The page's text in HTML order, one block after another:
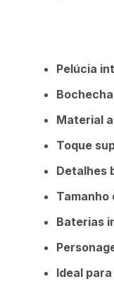
Pelúcia
Material
Toque
Detalhes
Tamanho
Baterias
Ideal